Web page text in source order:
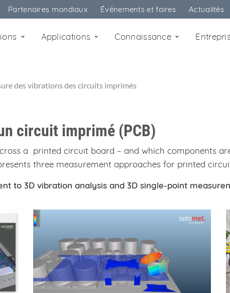
Partenaires mondiaux Événements et foires Actualités
Applications Connaissance
des vibrations des circuits imprimés
circuit imprimé (PCB)
a printed circuit board – and which components
three measurement approaches for printed
to 3D vibration analysis and 3D single-point